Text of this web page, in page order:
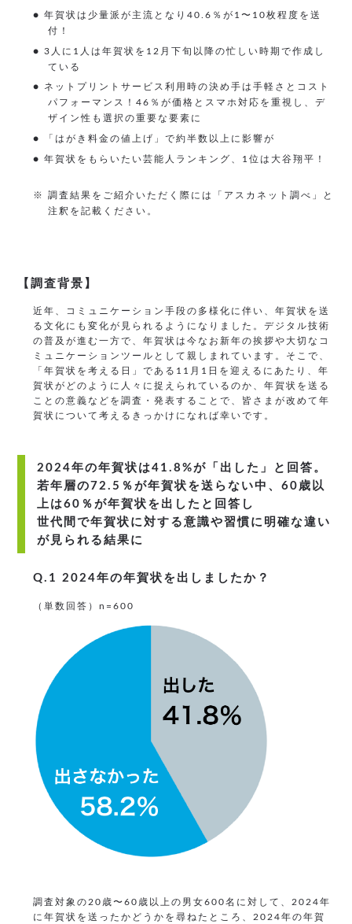
● 年賀状は少量派が主流となり40.6％が1〜10枚程度を送
付！
● 3人に1人は年賀状を12月下旬以降の忙しい時期で作成し
ている
● ネットプリントサービス利用時の決め手は手軽さとコスト
パフォーマンス！46％が価格とスマホ対応を重視し、デ
ザイン性も選択の重要な要素に
● 「はがき料金の値上げ」で約半数以上に影響が
● 年賀状をもらいたい芸能人ランキング、1位は大谷翔平！
※ 調査結果をご紹介いただく際には「アスカネット調べ」と
注釈を記載ください。
【調査背景】
近年、コミュニケーション手段の多様化に伴い、年賀状を送
る文化にも変化が見られるようになりました。デジタル技術
の普及が進む一方で、年賀状は今なお新年の挨拶や大切なコ
ミュニケーションツールとして親しまれています。そこで、
「年賀状を考える日」である11月1日を迎えるにあたり、年
賀状がどのように人々に捉えられているのか、年賀状を送る
ことの意義などを調査・発表することで、皆さまが改めて年
賀状について考えるきっかけになれば幸いです。
2024年の年賀状は41.8%が「出した」と回答。
若年層の72.5％が年賀状を送らない中、60歳以
上は60％が年賀状を出したと回答し
世代間で年賀状に対する意識や習慣に明確な違い
が見られる結果に
Q.1 2024年の年賀状を出しましたか？
（単数回答）n=600
調査対象の20歳〜60歳以上の男女600名に対して、2024年
に年賀状を送ったかどうかを尋ねたところ、2024年の年賀